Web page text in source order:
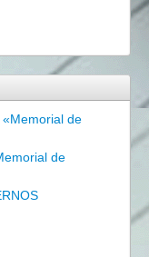
de
de